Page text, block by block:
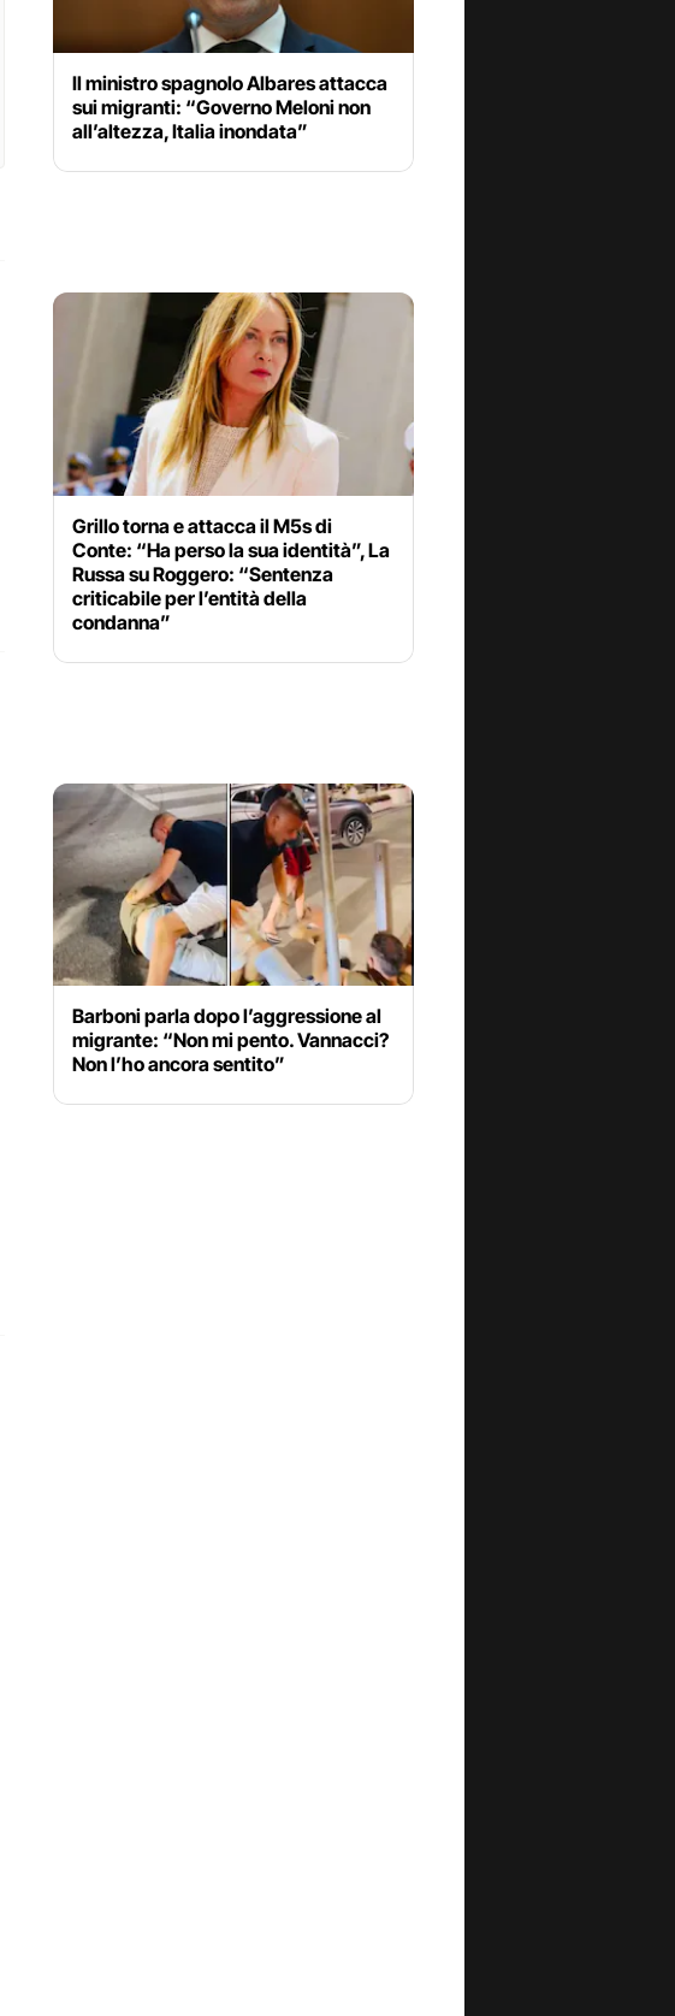
Il ministro spagnolo Albares attacca
sui migranti: “Governo Meloni non
all’altezza, Italia inondata”
Grillo torna e attacca il M5s di
Conte: “Ha perso la sua identità”, La
Russa su Roggero: “Sentenza
criticabile per l’entità della
condanna”
Barboni parla dopo l’aggressione al
migrante: “Non mi pento. Vannacci?
Non l’ho ancora sentito”